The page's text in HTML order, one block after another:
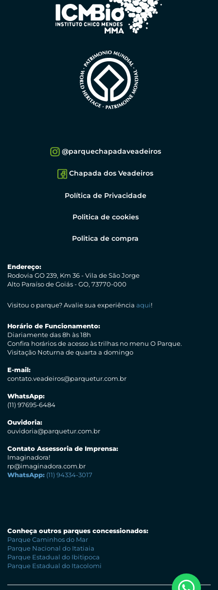
@parquechapadaveadeiros
Chapada dos Veadeiros
Política de Privacidade
Politica de cookies
Politica de compra
Endereço:
Rodovia GO 239, Km 36 - Vila de São Jorge
Alto Paraíso de Goiás - GO, 73770-000
Visitou o parque? Avalie sua experiência aqui!
Horário de Funcionamento:
Diariamente das 8h às 18h
Confira horários de acesso às trilhas no menu O Parque.
Visitação Noturna de quarta a domingo
E-mail:
contato.veadeiros@parquetur.com.br
WhatsApp:
(11) 97695-6484
Ouvidoria:
ouvidoria@parquetur.com.br
Contato Assessoria de Imprensa:
Imaginadora!
rp@imaginadora.com.br
WhatsApp: (11) 94334-3017
Conheça outros parques concessionados:
Parque Caminhos do Mar
Parque Nacional do Itatiaia
Parque Estadual do Ibitipoca
Parque Estadual do Itacolomi